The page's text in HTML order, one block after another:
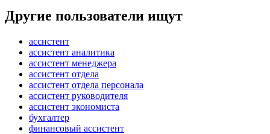
Другие пользователи ищут
ассистент
ассистент аналитика
ассистент менеджера
ассистент отдела
ассистент отдела персонала
ассистент руководителя
ассистент экономиста
бухгалтер
финансовый ассистент